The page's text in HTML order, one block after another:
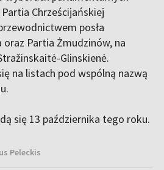
Chrześcijańskiej
posła
Partia Żmudzinów, na
Glinskienė.
na listach pod wspólną nazwą
się 13 października tego roku.
Peleckis